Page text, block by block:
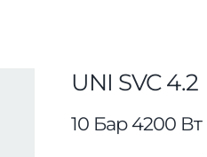
UNI SVC 4.2
10 Бар 4200 Вт